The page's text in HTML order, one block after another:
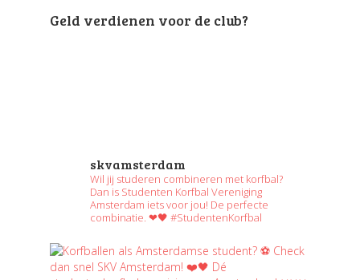
Geld verdienen voor de club?
skvamsterdam
Wil jij studeren combineren met korfbal?
Dan is Studenten Korfbal Vereniging
Amsterdam iets voor jou! De perfecte
combinatie. ❤🖤 #StudentenKorfbal